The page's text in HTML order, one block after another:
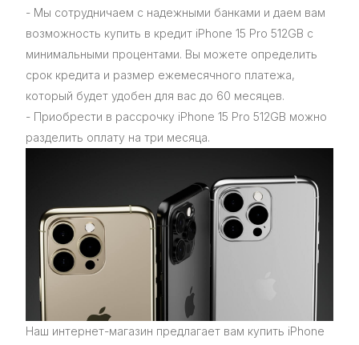
- Мы сотрудничаем с надежными банками и даем вам
возможность купить в кредит iPhone 15 Pro 512GB с
минимальными процентами. Вы можете определить
срок кредита и размер ежемесячного платежа,
который будет удобен для вас до 60 месяцев.
- Приобрести в рассрочку iPhone 15 Pro 512GB можно
разделить оплату на три месяца.
Наш интернет-магазин предлагает вам купить iPhone